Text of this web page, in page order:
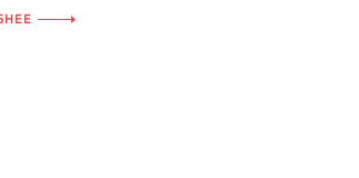
– одна из самых